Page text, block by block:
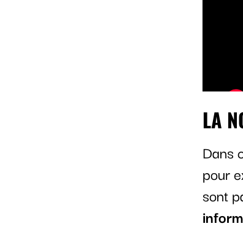
LA
Dans
pour
sont